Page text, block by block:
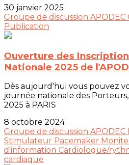
30 janvier 2025
Groupe de discussion APODEC
Publication
Ouverture des
Nationale 2025 de
Dès aujourd'hui vous pouvez
journée nationale des
2025 à PARIS
8 octobre 2024
Groupe de discussion APODEC
Stimulateur Pacemaker
d'information Cardiologue/
cardiaque